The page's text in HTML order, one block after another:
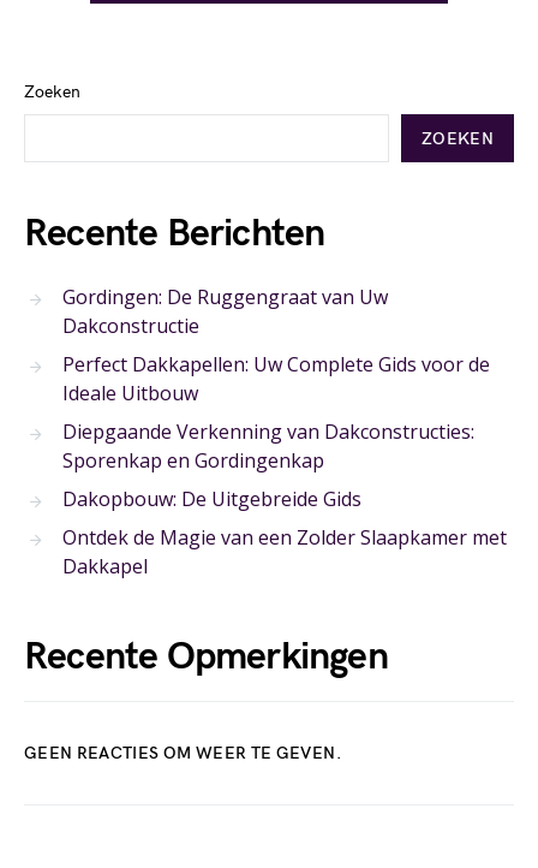
Zoeken
ZOEKEN
Recente Berichten
Gordingen: De Ruggengraat van Uw
Dakconstructie
Perfect Dakkapellen: Uw Complete Gids voor de
Ideale Uitbouw
Diepgaande Verkenning van Dakconstructies:
Sporenkap en Gordingenkap
Dakopbouw: De Uitgebreide Gids
Ontdek de Magie van een Zolder Slaapkamer met
Dakkapel
Recente Opmerkingen
GEEN REACTIES OM WEER TE GEVEN.